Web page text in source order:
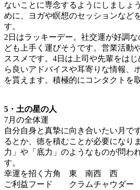
ないことに専念するようにしましょ
めに、ヨガや瞑想のセッションなど
す。
2日はラッキーデー。社交運が好調
ども上手く運びそうです。営業活動
ススメです。4日は上司や先輩をは
ら良いアドバイスや耳寄りな情報、
を貰えます。積極的にコンタクトを
5・土の星の人
7月の全体運
自分自身と真摯に向き合いたい月で
るとか、徳を積むことが必要になり
力」や「底力」のようなものが問わ
す。
幸運を招く方角 東 南西 西
ご利益フード クラムチャウダー